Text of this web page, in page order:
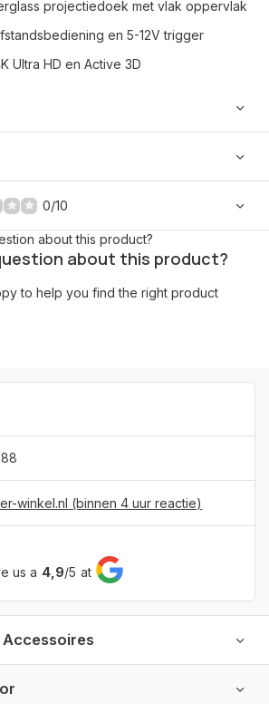
projectiedoek met vlak oppervlak
en 5-12V trigger
Ultra HD en Active 3D
0/10
about this product?
to help you find the right product
winkel.nl (binnen 4 uur reactie)
us a 4,9/5 at